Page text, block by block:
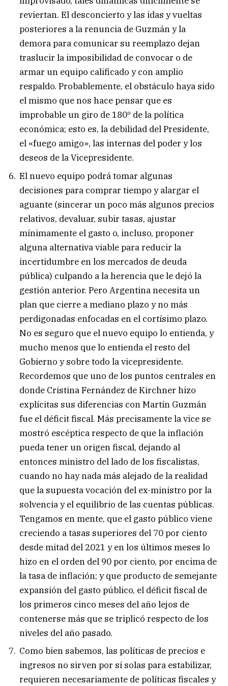
reviertan. El desconcierto y las idas y vueltas
posteriores a la renuncia de Guzmán y la
demora para comunicar su reemplazo dejan
traslucir la imposibilidad de convocar o de
armar un equipo calificado y con amplio
respaldo. Probablemente, el obstáculo haya sido
el mismo que nos hace pensar que es
improbable un giro de 180º de la política
económica; esto es, la debilidad del Presidente,
el «fuego amigo», las internas del poder y los
deseos de la Vicepresidente.
El nuevo equipo podrá tomar algunas
decisiones para comprar tiempo y alargar el
aguante (sincerar un poco más algunos precios
relativos, devaluar, subir tasas, ajustar
mínimamente el gasto o, incluso, proponer
alguna alternativa viable para reducir la
incertidumbre en los mercados de deuda
pública) culpando a la herencia que le dejó la
gestión anterior. Pero Argentina necesita un
plan que cierre a mediano plazo y no más
perdigonadas enfocadas en el cortísimo plazo.
No es seguro que el nuevo equipo lo entienda, y
mucho menos que lo entienda el resto del
Gobierno y sobre todo la vicepresidente.
Recordemos que uno de los puntos centrales en
donde Cristina Fernández de Kirchner hizo
explícitas sus diferencias con Martín Guzmán
fue el déficit fiscal. Más precisamente la vice se
mostró escéptica respecto de que la inflación
pueda tener un origen fiscal, dejando al
entonces ministro del lado de los fiscalistas,
cuando no hay nada más alejado de la realidad
que la supuesta vocación del ex-ministro por la
solvencia y el equilibrio de las cuentas públicas.
Tengamos en mente, que el gasto público viene
creciendo a tasas superiores del 70 por ciento
desde mitad del 2021 y en los últimos meses lo
hizo en el orden del 90 por ciento, por encima de
la tasa de inflación; y que producto de semejante
expansión del gasto público, el déficit fiscal de
los primeros cinco meses del año lejos de
contenerse más que se triplicó respecto de los
niveles del año pasado.
Como bien sabemos, las políticas de precios e
ingresos no sirven por sí solas para estabilizar,
requieren necesariamente de políticas fiscales y